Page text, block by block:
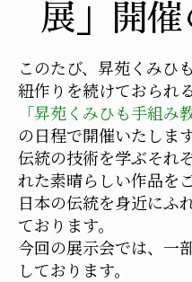
展」開
このたび、昇苑くみひ
紐作りを続けておられる
「昇苑くみひも手組み
の日程で開催いたします
伝統の技術を学ぶそれ
れた素晴らしい作品を
日本の伝統を身近にふ
ております。
今回の展示会では、一
しております。